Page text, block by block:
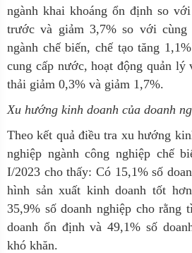
ngành khai khoáng ổn định so
trước và giảm 3,7% so với
ngành chế biến, chế tạo tăng
cung cấp nước, hoạt động quản
thải giảm 0,3% và giảm 1,7%.
Xu hướng kinh doanh của doanh
Theo kết quả điều tra xu hướng
nghiệp ngành công nghiệp chế
I/2023 cho thấy: Có 15,1% số
hình sản xuất kinh doanh tốt
35,9% số doanh nghiệp cho rằng
doanh ổn định và 49,1% số
khó khăn.